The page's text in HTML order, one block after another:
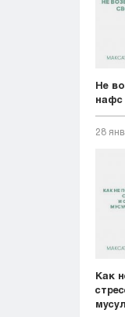
Не
нафс
28
Как